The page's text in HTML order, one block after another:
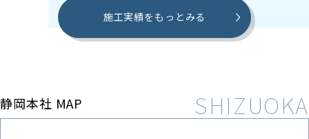
施工実績をもっとみる
静岡本社 MAP